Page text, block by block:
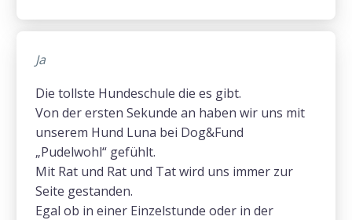
Ja
Die tollste Hundeschule die es gibt.
Von der ersten Sekunde an haben wir uns mit
unserem Hund Luna bei Dog&Fund
„Pudelwohl“ gefühlt.
Mit Rat und Rat und Tat wird uns immer zur
Seite gestanden.
Egal ob in einer Einzelstunde oder in der